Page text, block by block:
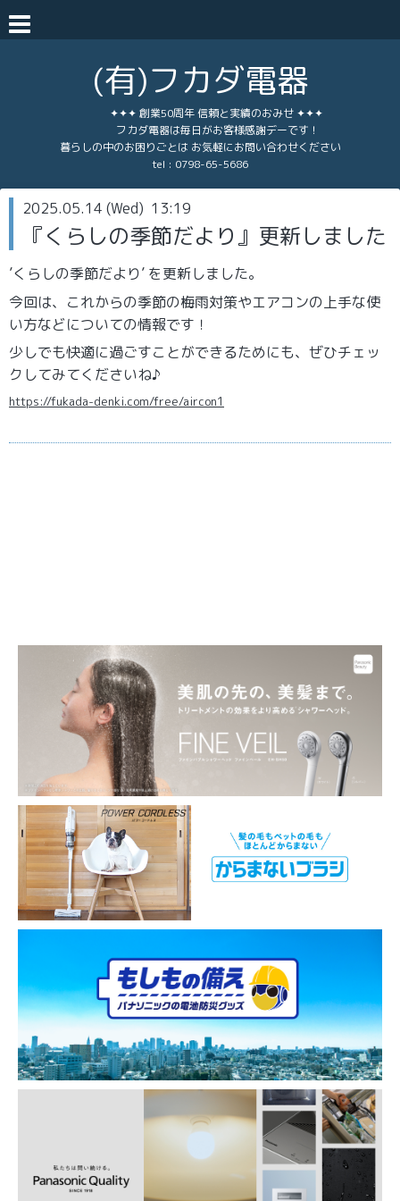
(有)フカダ電器
✦✦✦ 創業50周年 信頼と実績のおみせ ✦✦✦
フカダ電器は毎日がお客様感謝デーです！
暮らしの中のお困りごとは お気軽にお問い合わせください
tel : 0798-65-5686
2025.05.14 (Wed) 13:19
『くらしの季節だより』更新しました
’くらしの季節だより’ を更新しました。
今回は、これからの季節の梅雨対策やエアコンの上手な使
い方などについての情報です！
少しでも快適に過ごすことができるためにも、ぜひチェッ
クしてみてくださいね♪
https://fukada-denki.com/free/aircon1